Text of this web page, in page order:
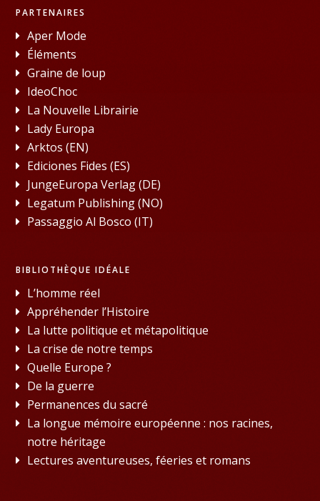
PARTENAIRES
Aper Mode
Éléments
Graine de loup
IdeoChoc
La Nouvelle Librairie
Lady Europa
Arktos (EN)
Ediciones Fides (ES)
JungeEuropa Verlag (DE)
Legatum Publishing (NO)
Passaggio Al Bosco (IT)
BIBLIOTHÈQUE IDÉALE
L’homme réel
Appréhender l’Histoire
La lutte politique et métapolitique
La crise de notre temps
Quelle Europe ?
De la guerre
Permanences du sacré
La longue mémoire européenne : nos racines,
notre héritage
Lectures aventureuses, féeries et romans